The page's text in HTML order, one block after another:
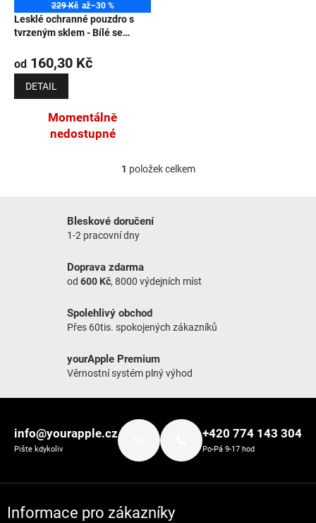
229 Kč až–30 %
Lesklé ochranné pouzdro s
tvrzeným sklem - Bílé se
od 160,30 Kč
DETAIL
Momentálně
nedostupné
Ovládací prvky výpisu
1 položek celkem
Bleskové doručení
1-2 pracovní dny
Doprava zdarma
od 600 Kč, 8000 výdejních míst
Spolehlivý obchod
Přes 60tis. spokojených zákazníků
yourApple Premium
Věrnostní systém plný výhod
info@yourapple.cz
Pište kdykoliv
+420 774 143 304
Po-Pá 9-17 hod
Informace pro zákazníky